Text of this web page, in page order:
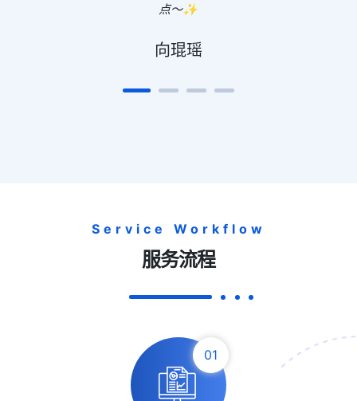
点～✨
向琨瑶
Service Workflow
服务流程
01